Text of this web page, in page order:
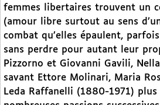
femmes libertaires trouvent un
(amour libre surtout au sens
combat qu’elles épaulent,
sans perdre pour autant leur
Pizzorno et Giovanni Gavili,
savant Ettore Molinari, Maria
Leda Raffanelli (1880-1971)